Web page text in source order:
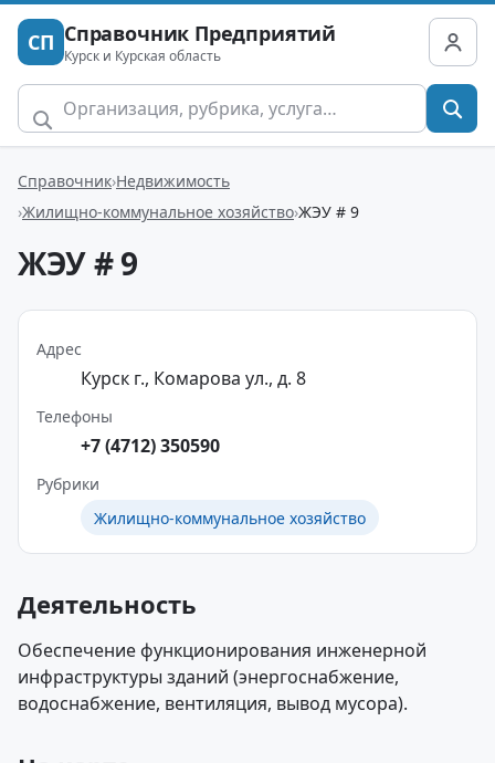
СП Справочник Предприятий
Курск и Курская область
Справочник Недвижимость
Жилищно-коммунальное хозяйство ЖЭУ # 9
ЖЭУ # 9
Адрес
Курск г., Комарова ул., д. 8
Телефоны
+7 (4712) 350590
Рубрики
Жилищно-коммунальное хозяйство
Деятельность
Обеспечение функционирования инженерной
инфраструктуры зданий (энергоснабжение,
водоснабжение, вентиляция, вывод мусора).